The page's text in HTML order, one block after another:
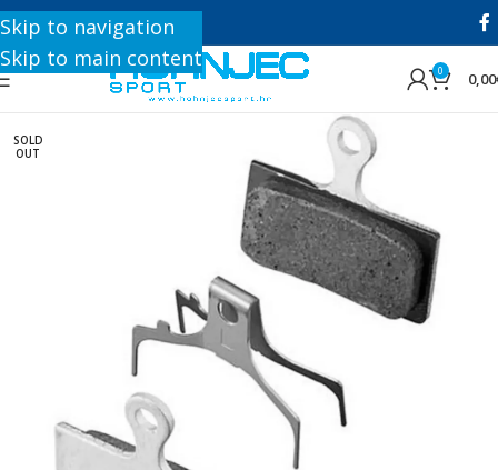
Skip to navigation
Skip to main content
+385 1 8896 200
0 0,00
SOLD
OUT